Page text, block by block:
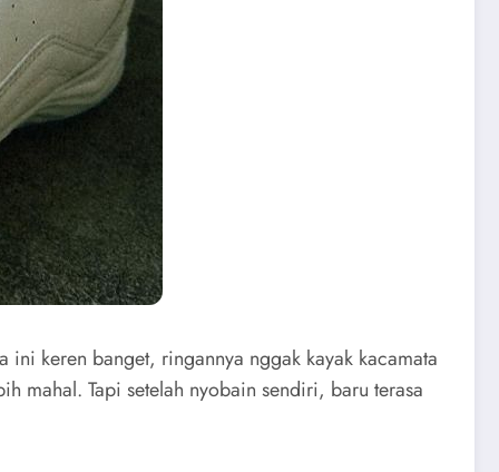
ini keren banget, ringannya nggak kayak kacamata
mahal. Tapi setelah nyobain sendiri, baru terasa